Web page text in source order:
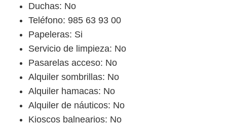
Duchas: No
Teléfono: 985 63 93 00
Papeleras: Si
Servicio de limpieza: No
Pasarelas acceso: No
Alquiler sombrillas: No
Alquiler hamacas: No
Alquiler de náuticos: No
Kioscos balnearios: No